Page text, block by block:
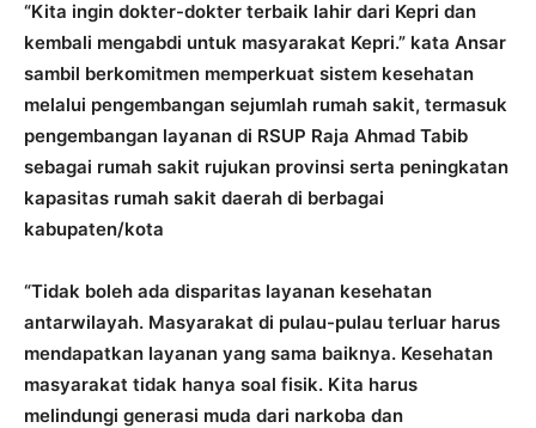
“Kita ingin dokter-dokter terbaik lahir dari Kepri dan
kembali mengabdi untuk masyarakat Kepri.” kata Ansar
sambil berkomitmen memperkuat sistem kesehatan
melalui pengembangan sejumlah rumah sakit, termasuk
pengembangan layanan di RSUP Raja Ahmad Tabib
sebagai rumah sakit rujukan provinsi serta peningkatan
kapasitas rumah sakit daerah di berbagai
kabupaten/kota
“Tidak boleh ada disparitas layanan kesehatan
antarwilayah. Masyarakat di pulau-pulau terluar harus
mendapatkan layanan yang sama baiknya. Kesehatan
masyarakat tidak hanya soal fisik. Kita harus
melindungi generasi muda dari narkoba dan